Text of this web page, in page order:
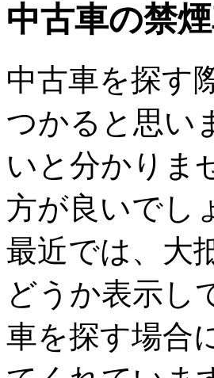
中古車の禁
中古車を探す
つかると思い
いと分かりま
方が良いでし
最近では、大
どうか表示し
車を探す場合